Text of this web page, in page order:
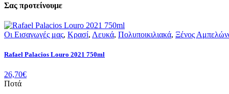
Σας προτείνουμε
Οι Εισαγωγές μας, Κρασί, Λευκά, Πολυποικιλιακά, Ξένος
Rafael Palacios Louro 2021 750ml
26,70€
Ποτά